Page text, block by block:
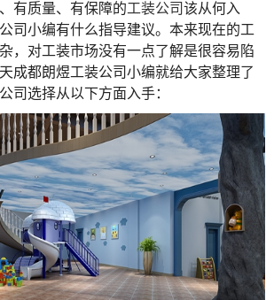
有质量、有保障的工装公司该从何入
司小编有什么指导建议。本来现在的工
，对工装市场没有一点了解是很容易陷
成都朗煜工装公司小编就给大家整理了
司选择从以下方面入手：